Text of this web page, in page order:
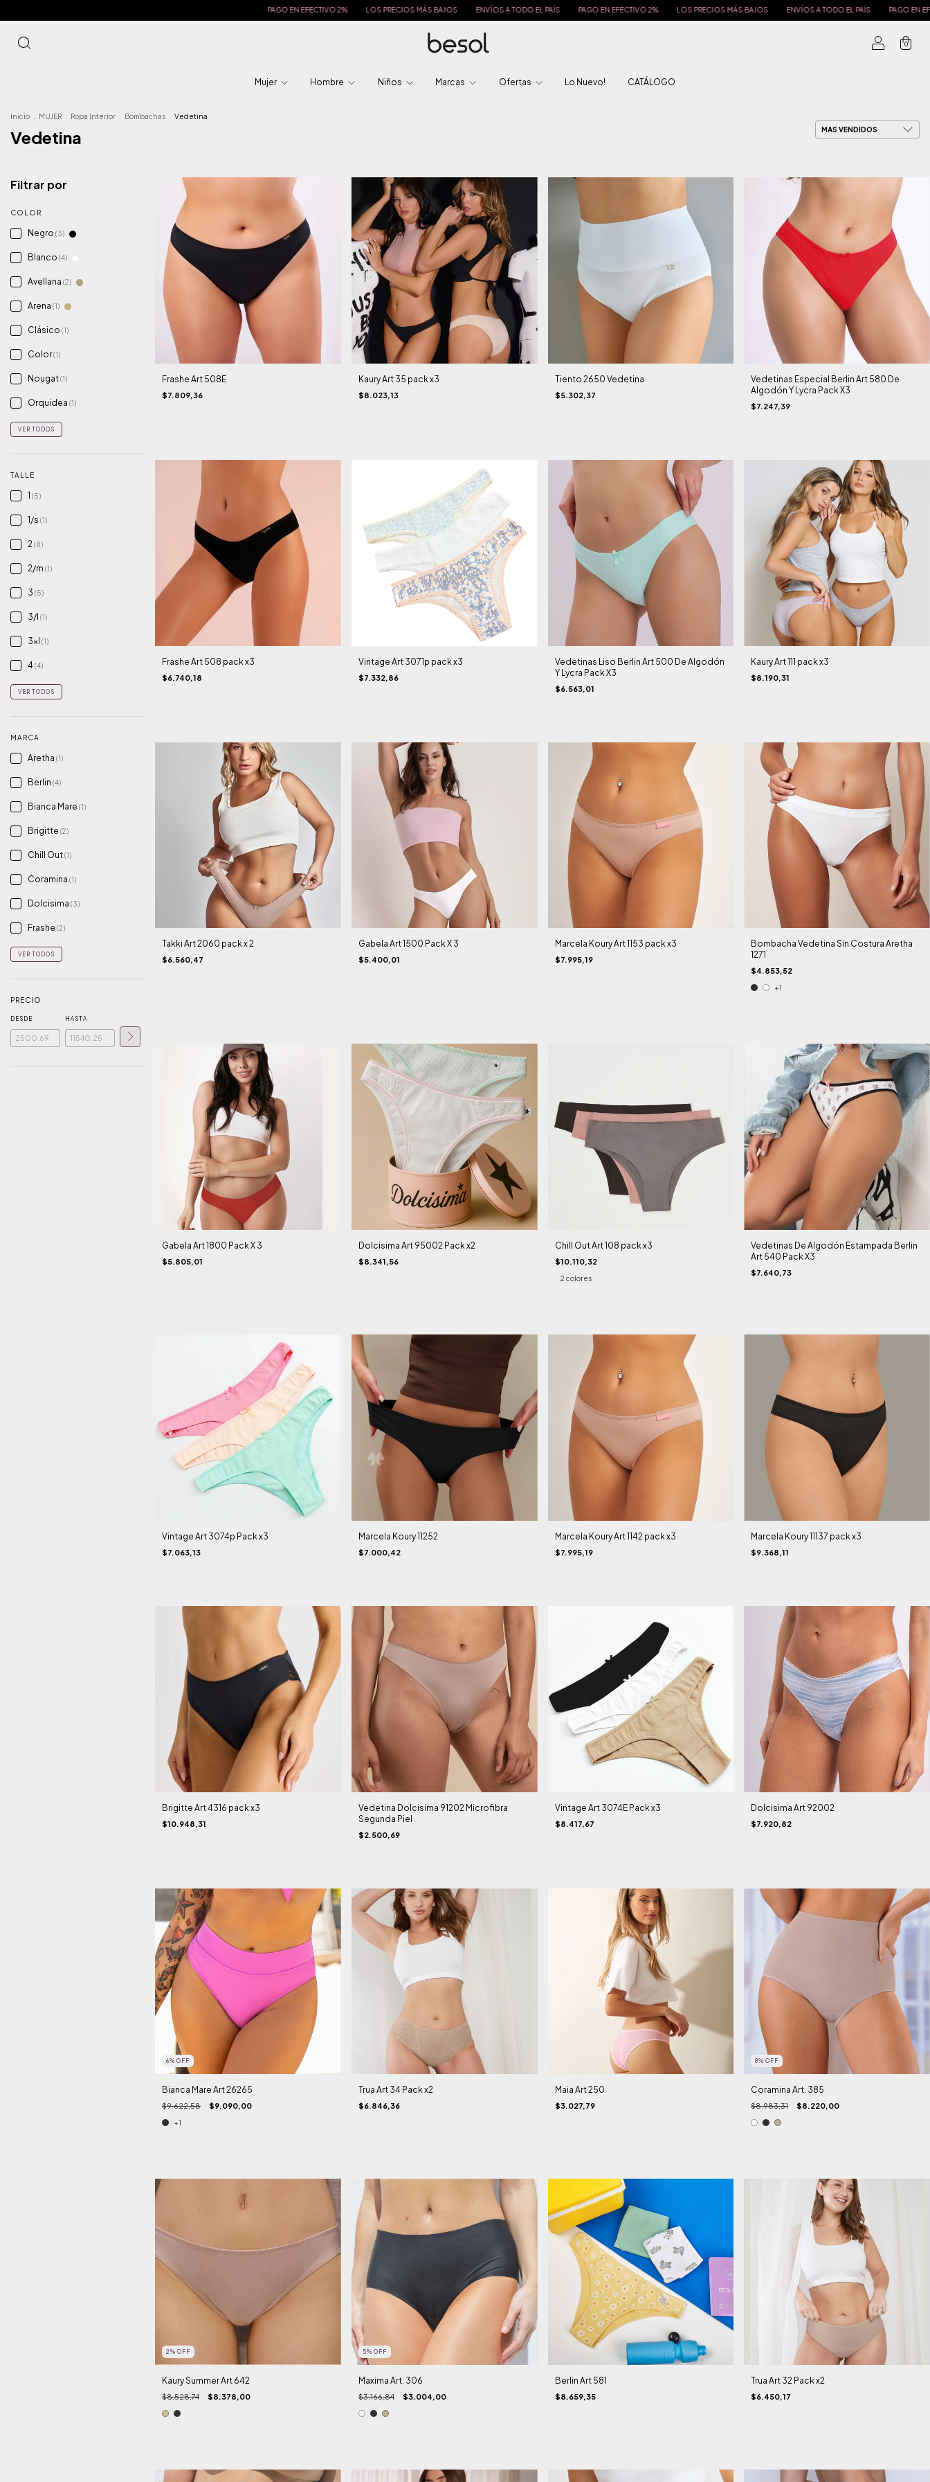
LOS PRECIOS MÁS BAJOS ENVÍOS A TODO EL PAÍS PAGO EN EFECTIVO 2% LOS PRECIOS MÁS BAJOS ENVÍOS A TODO EL PAÍS PAGO EN EFECTIVO 2% LOS PRECIOS MÁS
0
Mujer Hombre Niños Marcas Ofertas Lo Nuevo! CATÁLOGO
Inicio MUJER Ropa Interior Bombachas Vedetina
Vedetina
Filtrar por
COLOR
Negro (3)
Blanco (4)
Avellana (2)
Arena (1)
Clásico (1)
Color(1)
Nougat(1)
Orquidea (1)
VER TODOS
TALLE
1 (5)
1/s (1)
2(8)
2/m (1)
3 (5)
3/l (1)
3xl (1)
4 (4)
VER TODOS
MARCA
Aretha (1)
Berlin (4)
Bianca Mare (1)
Brigitte (2)
Chill Out(1)
Coramina (1)
Dolcisima (3)
Frashe (2)
VER TODOS
PRECIO
DESDE HASTA
Frashe Art 508E
$7.809,36
Kaury Art 35 pack x3
$8.023,13
Tiento 2650 Vedetina
$5.302,37
Vedetinas Especial Berlin Art 580 De
Algodón Y Lycra Pack X3
$7.247,39
Frashe Art 508 pack x3
$6.740,18
Vintage Art 3071p pack x3
$7.332,86
Vedetinas Liso Berlin Art 500 De Algodón
Y Lycra Pack X3
$6.563,01
Kaury Art 111 pack x3
$8.190,31
Takki Art 2060 pack x 2
$6.560,47
Gabela Art 1500 Pack X 3
$5.400,01
Marcela Koury Art 1153 pack x3
$7.995,19
Bombacha Vedetina Sin Costura Aretha
1271
$4.853,52
+1
Gabela Art 1800 Pack X 3
$5.805,01
Dolcisima Art 95002 Pack x2
$8.341,56
Chill Out Art 108 pack x3
$10.110,32
2 colores
Vedetinas De Algodón Estampada Berlin
Art 540 Pack X3
$7.640,73
Vintage Art 3074p Pack x3
$7.063,13
Marcela Koury 11252
$7.000,42
Marcela Koury Art 1142 pack x3
$7.995,19
Marcela Koury 11137 pack x3
$9.368,11
Brigitte Art 4316 pack x3
$10.948,31
Vedetina Dolcisima 91202 Microfibra
Segunda Piel
$2.500,69
Vintage Art 3074E Pack x3
$8.417,67
Dolcisima Art 92002
$7.920,82
6% OFF
Bianca Mare Art 26265
$9.622,58 $9.090,00
+1
Trua Art 34 Pack x2
$6.846,36
Maia Art 250
$3.027,79
8%OFF
Coramina Art. 385
$8.983,31 $8.220,00
2 % OFF
Kaury Summer Art 642
$8.528,74 $8.378,00
5% OFF
Maxima Art. 306
$3.166,84 $3.004,00
Berlin Art 581
$8.659,35
Trua Art 32 Pack x2
$6.450,17